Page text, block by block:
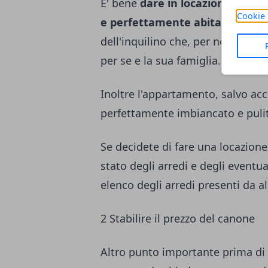
Cookie
E' bene dare in locazione solo
e perfettamente abitabili,per
dell'inquilino che, per non
per se e la sua famiglia.
Inoltre l'appartamento, salvo
perfettamente imbiancato e
Se decidete di fare una
stato degli arredi e degli
elenco degli arredi presenti da
2 Stabilire il prezzo del canone
Altro punto importante prima di